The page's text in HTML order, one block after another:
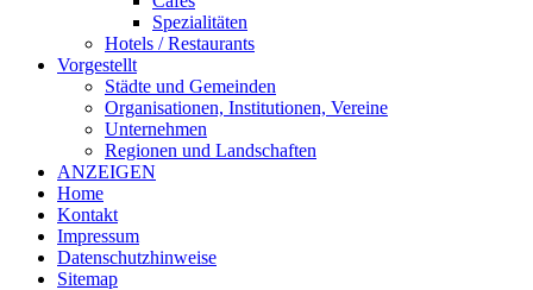
Spezialitäten
Hotels / Restaurants
Vorgestellt
Städte und Gemeinden
Organisationen, Institutionen, Vereine
Unternehmen
Regionen und Landschaften
ANZEIGEN
Home
Kontakt
Impressum
Datenschutzhinweise
Sitemap